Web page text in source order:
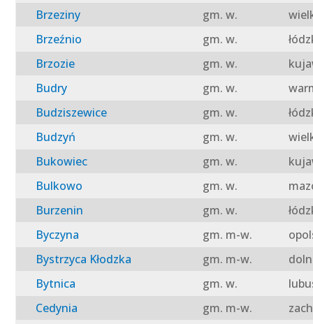
Brzeziny
gm. w.
Brzeźnio
gm. w.
Brzozie
gm. w.
Budry
gm. w.
Budziszewice
gm. w.
Budzyń
gm. w.
Bukowiec
gm. w.
Bulkowo
gm. w.
Burzenin
gm. w.
Byczyna
gm. m-w.
Bystrzyca Kłodzka
gm. m-w.
Bytnica
gm. w.
Cedynia
gm. m-w.